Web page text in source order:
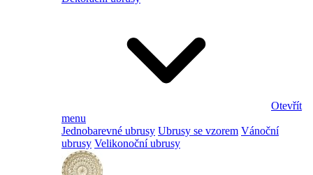
Otevřít
menu
Jednobarevné ubrusy Ubrusy se vzorem Vánoční
ubrusy Velikonoční ubrusy